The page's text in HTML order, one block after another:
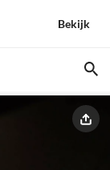
Bekijk